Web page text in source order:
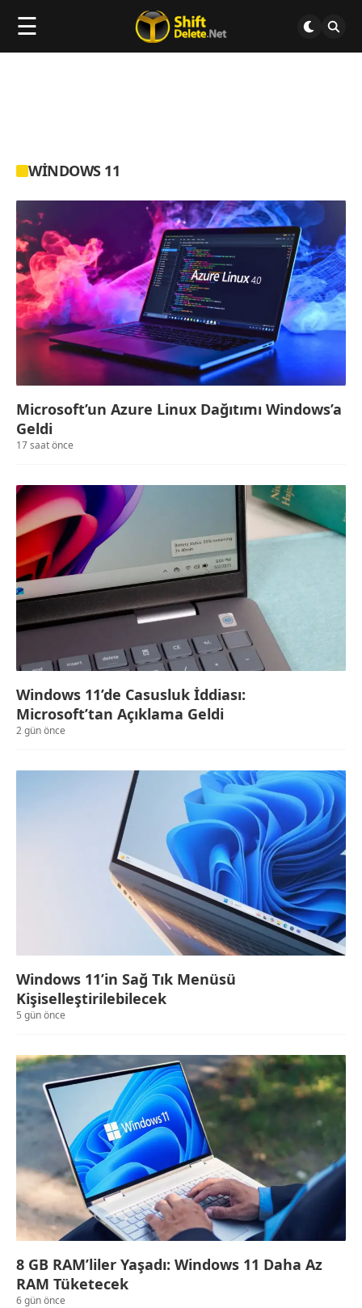
☰
WINDOWS 11
Microsoft’un Azure Linux Dağıtımı Windows’a
Geldi
17 saat önce
Windows 11’de Casusluk İddiası:
Microsoft’tan Açıklama Geldi
2 gün önce
Windows 11’in Sağ Tık Menüsü
Kişiselleştirilebilecek
5 gün önce
8 GB RAM’liler Yaşadı: Windows 11 Daha Az
RAM Tüketecek
6 gün önce